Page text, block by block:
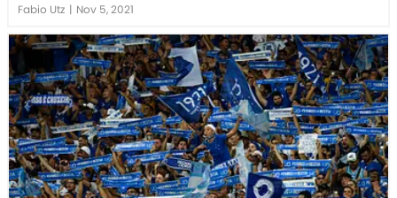
Fabio Utz | Nov 5, 2021